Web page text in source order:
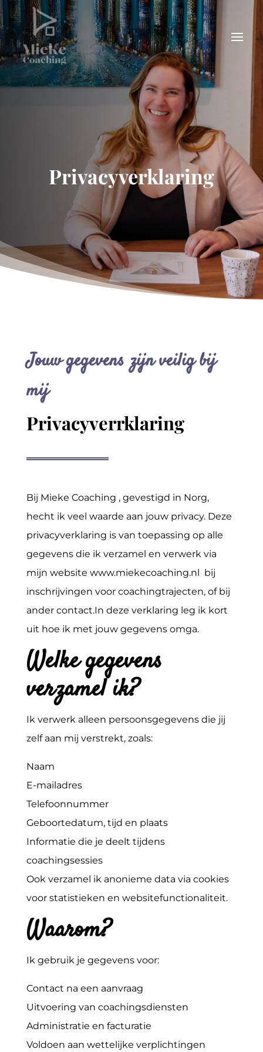
Privacyverklaring
Jouw gegevens zijn veilig bij
mij
Privacyverrklaring
Bij Mieke Coaching , gevestigd in Norg,
hecht ik veel waarde aan jouw privacy. Deze
privacyverklaring is van toepassing op alle
gegevens die ik verzamel en verwerk via
mijn website www.miekecoaching.nl bij
inschrijvingen voor coachingtrajecten, of bij
ander contact.In deze verklaring leg ik kort
uit hoe ik met jouw gegevens omga.
Welke gegevens
verzamel ik?
Ik verwerk alleen persoonsgegevens die jij
zelf aan mij verstrekt, zoals:
Naam
E-mailadres
Telefoonnummer
Geboortedatum, tijd en plaats
Informatie die je deelt tijdens
coachingsessies
Ook verzamel ik anonieme data via cookies
voor statistieken en websitefunctionaliteit.
Waarom?
Ik gebruik je gegevens voor:
Contact na een aanvraag
Uitvoering van coachingsdiensten
Administratie en facturatie
Voldoen aan wettelijke verplichtingen